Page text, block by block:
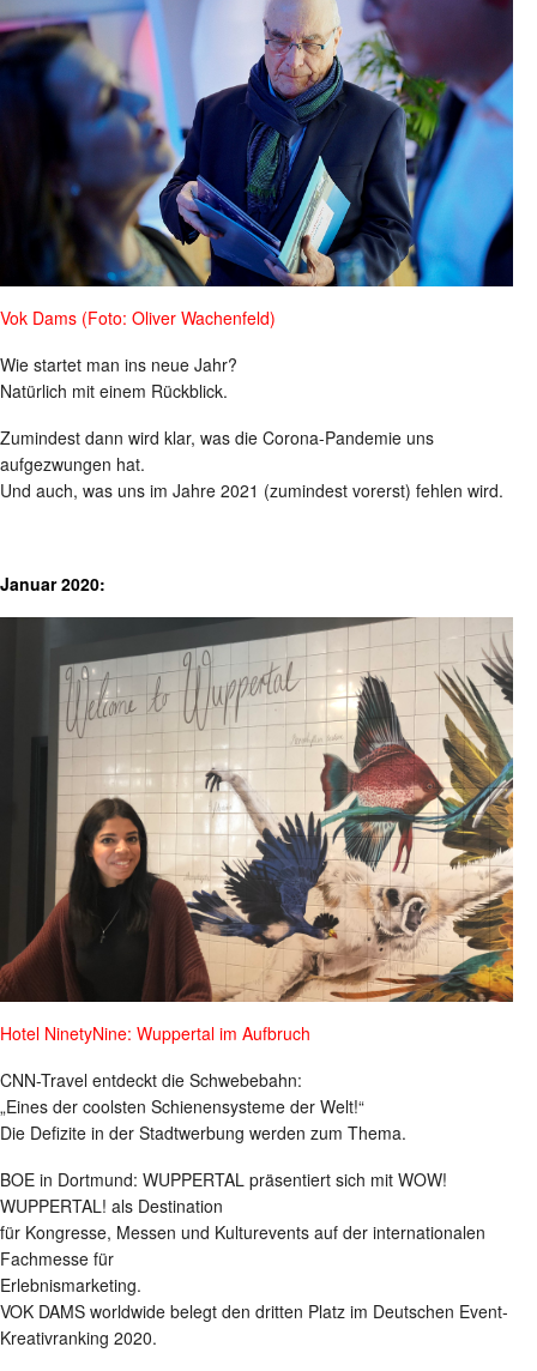
Vok Dams (Foto: Oliver Wachenfeld)
Wie startet man ins neue Jahr?
Natürlich mit einem Rückblick.
Zumindest dann wird klar, was die Corona-Pandemie uns
aufgezwungen hat.
Und auch, was uns im Jahre 2021 (zumindest vorerst) fehlen wird.
Januar 2020:
Hotel NinetyNine: Wuppertal im Aufbruch
CNN-Travel entdeckt die Schwebebahn:
„Eines der coolsten Schienensysteme der Welt!“
Die Defizite in der Stadtwerbung werden zum Thema.
BOE in Dortmund: WUPPERTAL präsentiert sich mit WOW!
WUPPERTAL! als Destination
für Kongresse, Messen und Kulturevents auf der internationalen
Fachmesse für
Erlebnismarketing.
VOK DAMS worldwide belegt den dritten Platz im Deutschen Event-
Kreativranking 2020.